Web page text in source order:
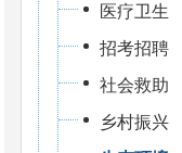
医疗卫生
招考招聘
社会救助
乡村振兴